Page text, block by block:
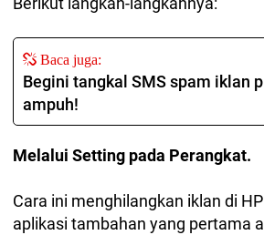
Baca juga:
Begini tangkal SMS spam iklan
ampuh!
Melalui Setting pada Perangkat.
Cara ini menghilangkan iklan di
aplikasi tambahan yang pertama